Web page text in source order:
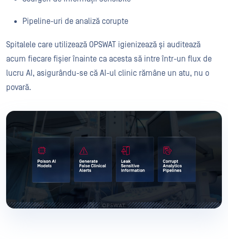
Pipeline-uri de analiză corupte
Spitalele care utilizează OPSWAT igienizează și auditează
acum fiecare fișier înainte ca acesta să intre într-un flux de
lucru AI, asigurându-se că AI-ul clinic rămâne un atu, nu o
povară.